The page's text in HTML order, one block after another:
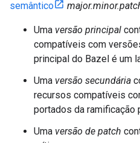
semântico
Uma versão principal
compatíveis com
principal do Bazel é um
Uma versão secundária
recursos compatíveis
portados da ramificação
Uma versão de patch